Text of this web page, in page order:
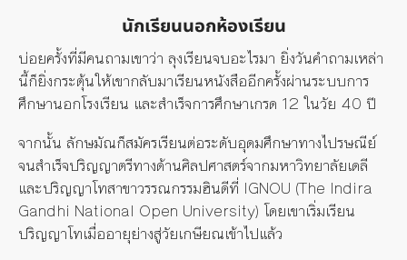
นักเรียนนอกห้องเรียน
บ่อยครั้งที่มีคนถามเขาว่า ลุงเรียนจบอะไรมา ยิ่งวันคำถามเหล่า
นี้ก็ยิ่งกระตุ้นให้เขากลับมาเรียนหนังสืออีกครั้งผ่านระบบการ
ศึกษานอกโรงเรียน และสำเร็จการศึกษาเกรด 12 ในวัย 40 ปี
จากนั้น ลักษมัณก็สมัครเรียนต่อระดับอุดมศึกษาทางไปรษณีย์
จนสำเร็จปริญญาตรีทางด้านศิลปศาสตร์จากมหาวิทยาลัยเดลี
และปริญญาโทสาขาวรรณกรรมฮินดีที่ IGNOU (The Indira
Gandhi National Open University) โดยเขาเริ่มเรียน
ปริญญาโทเมื่ออายุย่างสู่วัยเกษียณเข้าไปแล้ว